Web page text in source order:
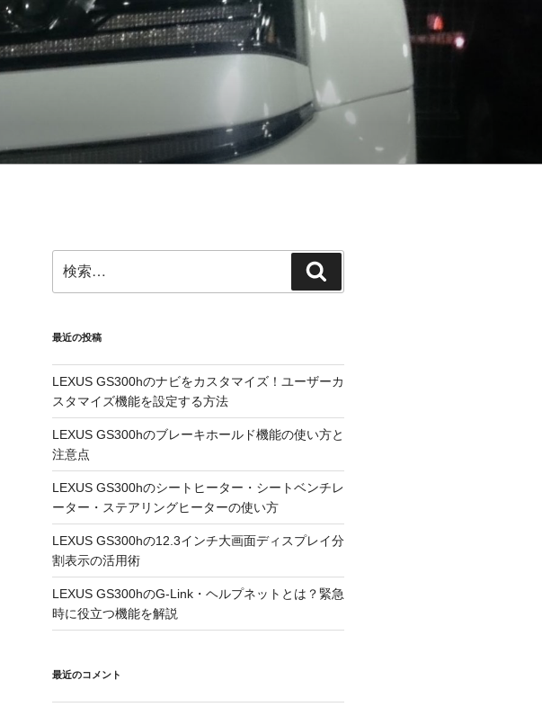
索:
索
最近の投稿
LEXUS GS300hのナビをカスタマイズ！ユーザーカ
スタマイズ機能を設定する方法
LEXUS GS300hのブレーキホールド機能の使い方と
注意点
LEXUS GS300hのシートヒーター・シートベンチレ
ーター・ステアリングヒーターの使い方
LEXUS GS300hの12.3インチ大画面ディスプレイ分
割表示の活用術
LEXUS GS300hのG-Link・ヘルプネットとは？緊急
時に役立つ機能を解説
最近のコメント